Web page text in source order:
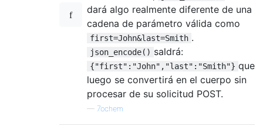
dará algo realmente diferente de una
cadena de parámetro válida como
first=John&last=Smith .
json_encode() saldrá:
{"first":"John","last":"Smith"} que
luego se convertirá en el cuerpo sin
procesar de su solicitud POST.
— 7ochem